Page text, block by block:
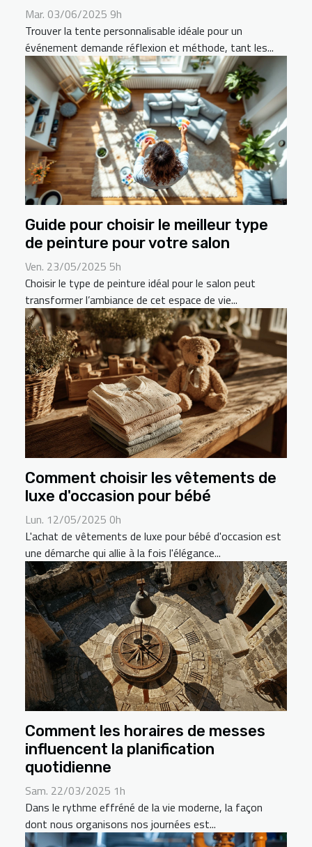
Mar. 03/06/2025 9h
Trouver la tente personnalisable idéale pour un
événement demande réflexion et méthode, tant les...
Guide pour choisir le meilleur type
de peinture pour votre salon
Ven. 23/05/2025 5h
Choisir le type de peinture idéal pour le salon peut
transformer l’ambiance de cet espace de vie...
Comment choisir les vêtements de
luxe d'occasion pour bébé
Lun. 12/05/2025 0h
L'achat de vêtements de luxe pour bébé d'occasion est
une démarche qui allie à la fois l'élégance...
Comment les horaires de messes
influencent la planification
quotidienne
Sam. 22/03/2025 1h
Dans le rythme effréné de la vie moderne, la façon
dont nous organisons nos journées est...